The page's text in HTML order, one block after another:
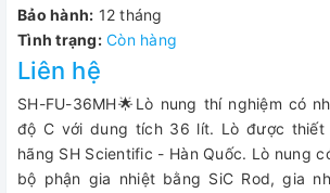
Bảo hành: 12 tháng
Tình trạng: Còn hàng
Liên hệ
SH-FU-36MH🌟Lò nung thí nghiệm có
độ C với dung tích 36 lít. Lò được
hãng SH Scientific - Hàn Quốc. Lò nung
bộ phận gia nhiệt bằng SiC Rod, gia